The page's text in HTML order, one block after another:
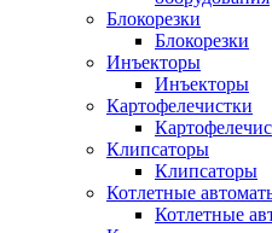
Блокорезки
Блокорезки
Инъекторы
Инъекторы
Картофелечистки
Клипсаторы
Клипсаторы
Котлетные
Котлетные